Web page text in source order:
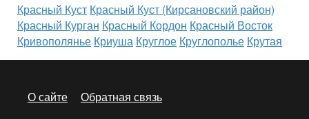
Красный Куст Красный Куст (Кирсановский район)
Красный Курган Красный Кордон Красный Восток
Кривополянье Криуша Круглое Круглополье Крутая
О сайте
Обратная связь